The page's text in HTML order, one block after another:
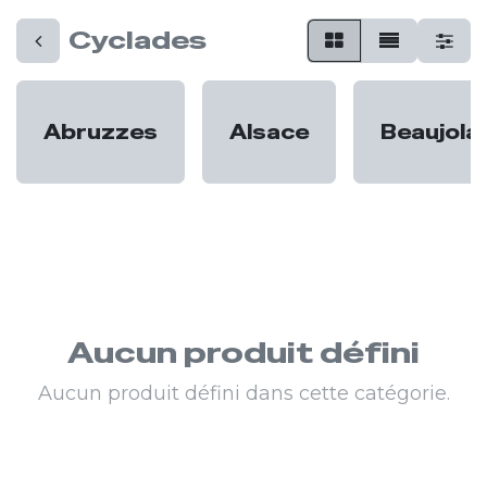
Cyclades
Abruzzes Alsace
Aucun produit défini
Aucun produit défini dans cette catégorie.